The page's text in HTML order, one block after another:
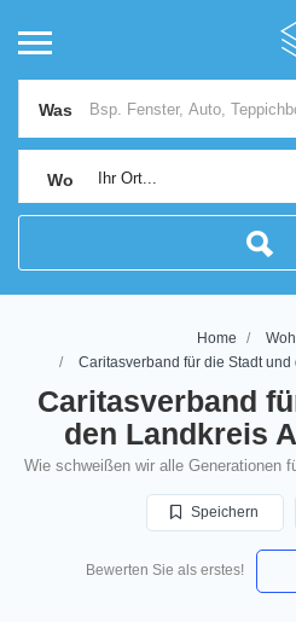
Was
Wo Ihr Ort...
Home
Caritasverband für die Stadt
Caritasverband
den Landkreis
Wie schweißen wir alle Generationen
Speichern
Bewerten Sie als erstes!